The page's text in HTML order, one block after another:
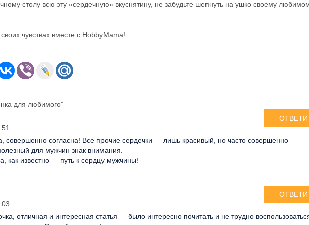
столу всю эту «сердечную» вкуснятину, не забудьте шепнуть на ушко своему
чувствах вместе с HobbyMama!
для любимого”
совершенно согласна! Все прочие сердечки — лишь красивый, но часто совершенно
для мужчин знак внимания.
как известно — путь к сердцу мужчины!
отличная и интересная статья — было интересно почитать и не трудно